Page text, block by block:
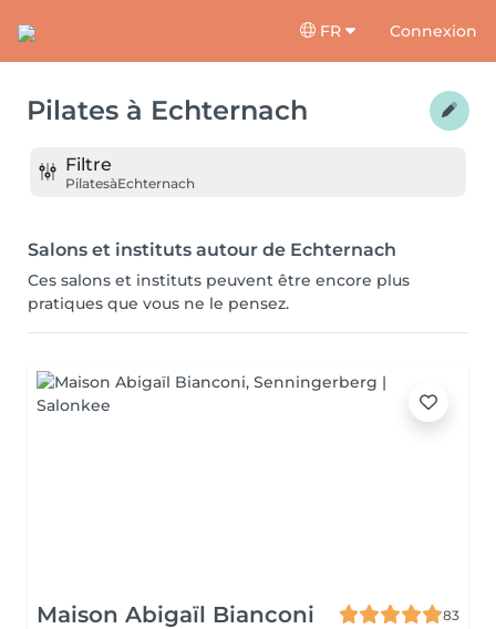
FR Connexion
Pilates à Echternach
Filtre
PilatesàEchternach
Salons et instituts autour de Echternach
Ces salons et instituts peuvent être encore plus
pratiques que vous ne le pensez.
Maison Abigaïl Bianconi
83